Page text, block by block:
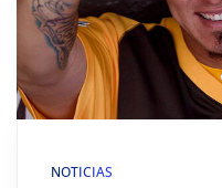
NOTICIAS